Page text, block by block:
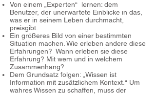
Von einem „Experten“ lernen: dem
Benutzer, der unerwartete Einblicke in das,
was er in seinem Leben durchmacht,
preisgibt.
Ein größeres Bild von einer bestimmten
Situation machen. Wie erleben andere diese
Erfahrungen? Wann erleben sie diese
Erfahrung? Mit wem und in welchem
Zusammenhang?
Dem Grundsatz folgen: „Wissen ist
Information mit zusätzlichem Kontext.“ Um
wahres Wissen zu schaffen, muss der